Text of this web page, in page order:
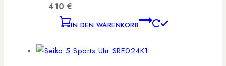
410 €
IN DEN WARENKORB